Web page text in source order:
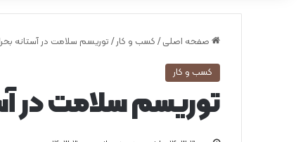
صفحه اصلی / کسب و کار/توریسم سلامت در آستانه
کسب و کار
توریسم سلامت در